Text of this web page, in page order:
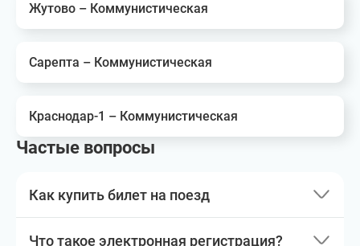
Жутово – Коммунистическая
Сарепта – Коммунистическая
Краснодар-1 – Коммунистическая
Частые вопросы
Как купить билет на поезд
Что такое электронная регистрация?